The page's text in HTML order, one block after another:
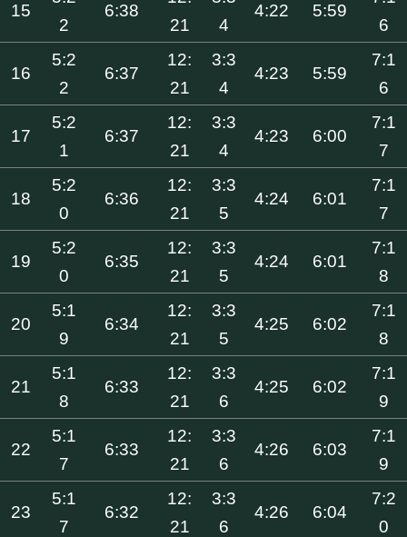
15
2
6:38
21
4
4:22 5:59
6
16
5:2
2
6:37
12:
21
3:3
4
4:23 5:59
7:1
6
17
5:2
1
6:37
12:
21
3:3
4
4:23 6:00
7:1
7
18
5:2
0
6:36
12:
21
3:3
5
4:24 6:01
7:1
7
19
5:2
0
6:35
12:
21
3:3
5
4:24 6:01
7:1
8
20
5:1
9
6:34
12:
21
3:3
5
4:25 6:02
7:1
8
21
5:1
8
6:33
12:
21
3:3
6
4:25 6:02
7:1
9
22
5:1
7
6:33
12:
21
3:3
6
4:26 6:03
7:1
9
23
5:1
7
6:32
12:
21
3:3
6
4:26 6:04
7:2
0